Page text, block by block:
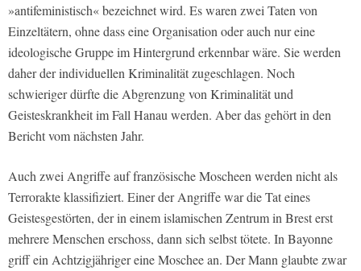
»antifeministisch« bezeichnet wird. Es waren zwei Taten von
Einzeltätern, ohne dass eine Organisation oder auch nur eine
ideologische Gruppe im Hintergrund erkennbar wäre. Sie werden
daher der individuellen Kriminalität zugeschlagen. Noch
schwieriger dürfte die Abgrenzung von Kriminalität und
Geisteskrankheit im Fall Hanau werden. Aber das gehört in den
Bericht vom nächsten Jahr.
Auch zwei Angriffe auf französische Moscheen werden nicht als
Terrorakte klassifiziert. Einer der Angriffe war die Tat eines
Geistesgestörten, der in einem islamischen Zentrum in Brest erst
mehrere Menschen erschoss, dann sich selbst tötete. In Bayonne
griff ein Achtzigjähriger eine Moschee an. Der Mann glaubte zwar